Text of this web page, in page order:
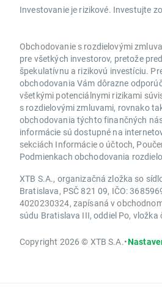
Investovanie je rizikové. Investujte
Obchodovanie s rozdielovými
pre všetkých investorov, pretože
špekulatívnu a rizikovú investíciu.
obchodovania Vám dôrazne
všetkými potenciálnymi rizikami
s rozdielovými zmluvami, rovnako
obchodovania týchto finančných
informácie sú dostupné na
sekciách Informácie o účtoch,
Podmienkach obchodovania
XTB S.A., organizačná zložka so
Bratislava, PSČ 821 09, IČO:
4020230324, zapísaná v
súdu Bratislava III, oddiel Po, vložka
Copyright 2026 © XTB S.A.•